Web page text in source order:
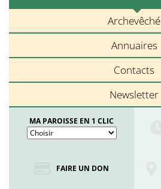
Archevêché
Annuaires
Contacts
Newsletter
MA PAROISSE EN 1 CLIC
FAIRE UN DON